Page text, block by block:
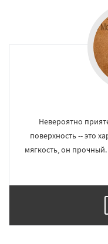
Пушкино
Рузф
Белоомут Бобров
Большие Вяземы
Невероятно
поверхность -- это
мягкость, он
Даю согласие